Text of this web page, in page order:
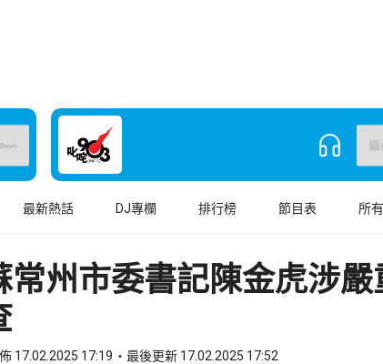
最新熱話 DJ專欄 排行榜 節目表 所
常州市委書記陳金虎涉
17.02.2025 17:19 最後更新 17.02.2025 17:52